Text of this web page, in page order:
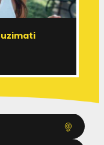
uzimati